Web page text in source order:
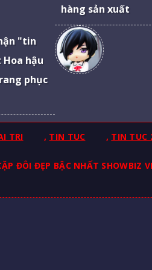
hàng sản xuất
"tin
hậu
phục
TRI , TIN TUC , TIN TUC
ĐÔI ĐẸP BẬC NHẤT SHOWBIZ